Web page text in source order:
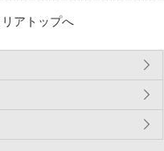
アトップへ